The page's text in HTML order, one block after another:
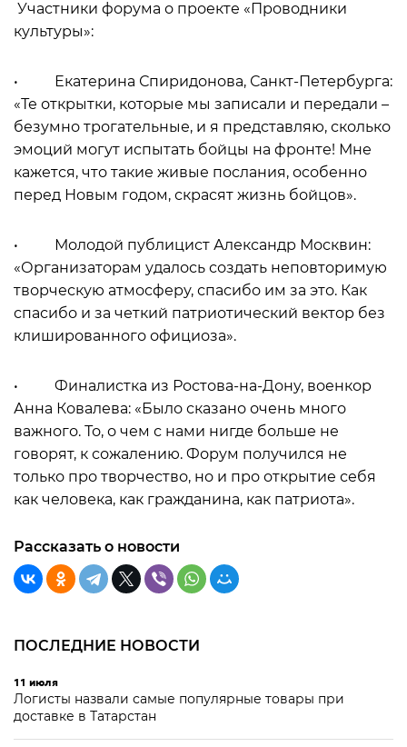
Участники форума о проекте «Проводники
культуры»:
• Екатерина Спиридонова, Санкт-Петербурга:
«Те открытки, которые мы записали и передали –
безумно трогательные, и я представляю, сколько
эмоций могут испытать бойцы на фронте! Мне
кажется, что такие живые послания, особенно
перед Новым годом, скрасят жизнь бойцов».
• Молодой публицист Александр Москвин:
«Организаторам удалось создать неповторимую
творческую атмосферу, спасибо им за это. Как
спасибо и за четкий патриотический вектор без
клишированного официоза».
• Финалистка из Ростова-на-Дону, военкор
Анна Ковалева: «Было сказано очень много
важного. То, о чем с нами нигде больше не
говорят, к сожалению. Форум получился не
только про творчество, но и про открытие себя
как человека, как гражданина, как патриота».
Рассказать о новости
ПОСЛЕДНИЕ НОВОСТИ
11 июля
Логисты назвали самые популярные товары при
доставке в Татарстан